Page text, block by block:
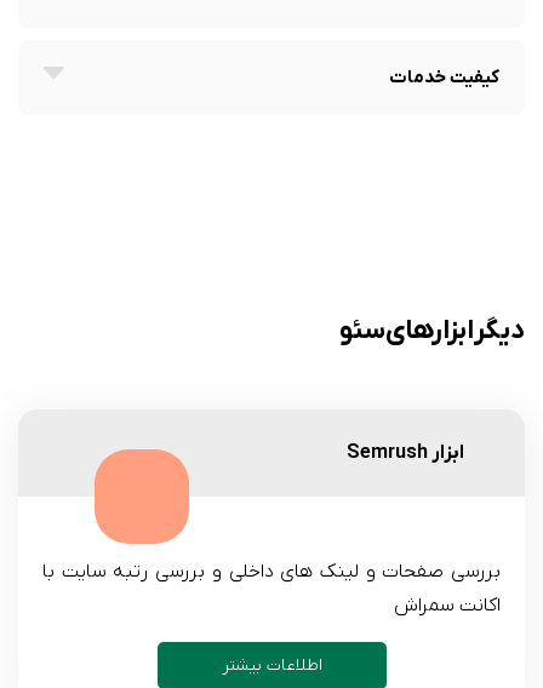
کیفیت خدمات
دیگر ابزارهای سئو
ابزار Semrush
بررسی صفحات و لینک های داخلی و بررسی رتبه سایت با
اکانت سمراش
اطلاعات بیشتر